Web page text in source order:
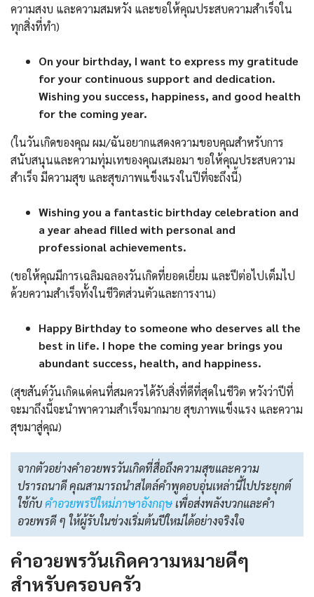
ความสงบ และความสมหวัง และขอให้คุณประสบความสำเร็จใน
ทุกสิ่งที่ทำ)
On your birthday, I want to express my gratitude
for your continuous support and dedication.
Wishing you success, happiness, and good health
for the coming year.
(ในวันเกิดของคุณ ผม/ฉันอยากแสดงความขอบคุณสำหรับการ
สนับสนุนและความทุ่มเทของคุณเสมอมา ขอให้คุณประสบความ
สำเร็จ มีความสุข และสุขภาพแข็งแรงในปีที่จะถึงนี้)
Wishing you a fantastic birthday celebration and
a year ahead filled with personal and
professional achievements.
(ขอให้คุณมีการเฉลิมฉลองวันเกิดที่ยอดเยี่ยม และปีต่อไปเต็มไป
ด้วยความสำเร็จทั้งในชีวิตส่วนตัวและการงาน)
Happy Birthday to someone who deserves all the
best in life. I hope the coming year brings you
abundant success, health, and happiness.
(สุขสันต์วันเกิดแด่คนที่สมควรได้รับสิ่งที่ดีที่สุดในชีวิต หวังว่าปีที่
จะมาถึงนี้จะนำพาความสำเร็จมากมาย สุขภาพแข็งแรง และความ
สุขมาสู่คุณ)
จากตัวอย่างคำอวยพรวันเกิดที่สื่อถึงความสุขและความ
ปรารถนาดี คุณสามารถนำสไตล์คำพูดอบอุ่นเหล่านี้ไปประยุกต์
ใช้กับคําอวยพรปีใหม่ภาษาอังกฤษเพื่อส่งพลังบวกและคำ
อวยพรดี ๆ ให้ผู้รับในช่วงเริ่มต้นปีใหม่ได้อย่างจริงใจ
คำอวยพรวันเกิดความหมายดีๆ
สำหรับครอบครัว